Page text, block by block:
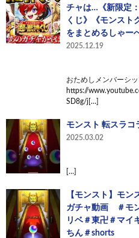
チャは…《新限定
くじ》《モンスト
をまとめるしゃー
2025.12.19
おためしメンバーシ
https://
SD8g/j[…]
モンスト 転スラ
2025.03.02
[…]
【モンスト】モ
ガチャ動画 ＃モ
リベ＃東卍＃マイ
ちん＃shorts